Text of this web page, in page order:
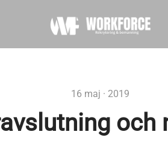
16 maj · 2019
och